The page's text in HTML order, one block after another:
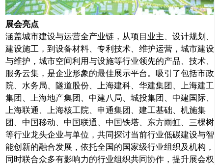
展会亮点
涵盖城市建设与运营全产业链，从项目业主、设计规划、
建设施工，到设备材料、专利技术、维护运营，城市建设
与维护，城市空间利用与设施等行业领先的产品、技术、
服务云集，是企业形象的最佳展示平台。吸引了包括市政
院、水务局、隧道股份、上海建科、华建集团、上海建工
集团、上海地产集团、中建八局、城投集团、中建国际、
上海联通、上海核工院、申通集团、建工基础、机施集
团、中国移动、中国联通、中国铁塔、东方雨虹、三棵树
等行业龙头企业与单位，共同探讨当前行业低碳建设与智
能创新的融合发展，依托全国的国家级行业组织及机构，
同时联合众多有影响力的行业组织共同协作，提升展会权